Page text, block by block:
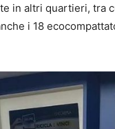
in altri quartieri, tra
i 18